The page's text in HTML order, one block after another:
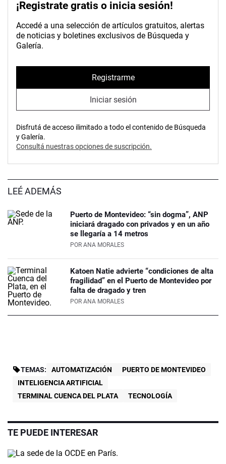
¡Registrate gratis o inicia sesión!
Accedé a una selección de artículos gratuitos, alertas
de noticias y boletines exclusivos de Búsqueda y
Galería.
Registrarme
Iniciar sesión
Disfrutá de acceso ilimitado a todo el contenido de Búsqueda
y Galería.
Consultá nuestras opciones de suscripción.
LEÉ ADEMÁS
Puerto de Montevideo: “sin dogma”, ANP
iniciará dragado con privados y en un año
se llegaría a 14 metros
POR ANA MORALES
Katoen Natie advierte “condiciones de alta
fragilidad” en el Puerto de Montevideo por
falta de dragado y tren
POR ANA MORALES
TEMAS: AUTOMATIZACIÓN
PUERTO DE MONTEVIDEO
INTELIGENCIA ARTIFICIAL
TERMINAL CUENCA DEL PLATA
TECNOLOGÍA
TE PUEDE INTERESAR